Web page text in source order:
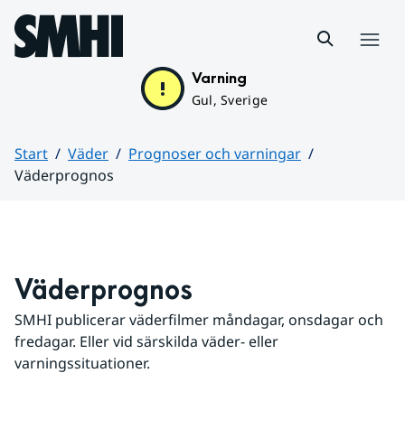
Hoppa till sidans innehåll
Varning
Gul, Sverige
Start Väder
Prognoser och varningar
Väderprognos
Väderprognos
SMHI publicerar väderfilmer måndagar, onsdagar och
fredagar. Eller vid särskilda väder- eller
varningssituationer.